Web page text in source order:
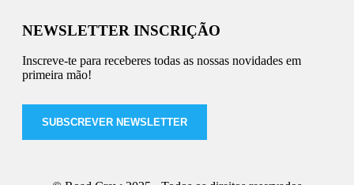
NEWSLETTER INSCRIÇÃO
Inscreve-te para receberes todas as nossas novidades em
primeira mão!
SUBSCREVER NEWSLETTER